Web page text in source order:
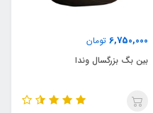
6,750,000 تومان
بین بگ بزرگسال وندا